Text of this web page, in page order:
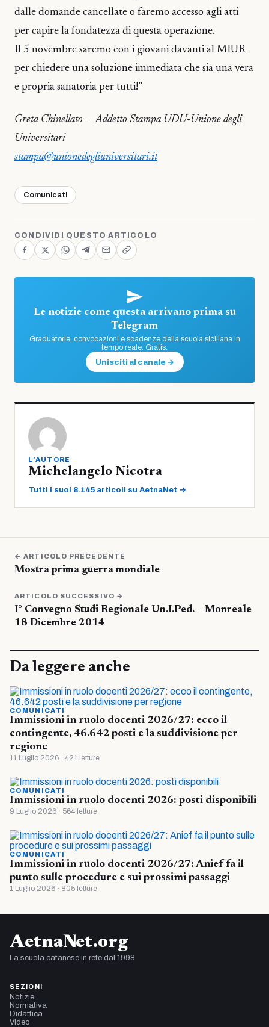
dalle domande cancellate o faremo accesso agli atti
per capire la fondatezza di questa operazione.
Il 5 novembre saremo con i giovani davanti al MIUR
per chiedere una soluzione immediata che sia una vera
e propria sanatoria per tutti!”
Greta Chinellato – Addetto Stampa UDU-Unione degli
Universitari
stampa@unionedegliuniversitari.it
Comunicati
CONDIVIDI QUESTO ARTICOLO
Le notizie come questa arrivano prima su
Telegram
Graduatorie, convocazioni e scadenze della scuola siciliana in
tempo reale. Gratis.
Unisciti al canale →
L'AUTORE
Michelangelo Nicotra
Tutti i suoi 8.145 articoli su AetnaNet →
← ARTICOLO PRECEDENTE
Mostra prima guerra mondiale
ARTICOLO SUCCESSIVO →
I° Convegno Studi Regionale Un.I.Ped. – Monreale
18 Dicembre 2014
Da leggere anche
COMUNICATI
Immissioni in ruolo docenti 2026/27: ecco il
contingente, 46.642 posti e la suddivisione per
regione
11 Luglio 2026 · 421 letture
COMUNICATI
Immissioni in ruolo docenti 2026: posti disponibili
9 Luglio 2026 · 564 letture
COMUNICATI
Immissioni in ruolo docenti 2026/27: Anief fa il
punto sulle procedure e sui prossimi passaggi
1 Luglio 2026 · 805 letture
AetnaNet.org
La scuola catanese in rete dal 1998
SEZIONI
Notizie
Normativa
Didattica
Video